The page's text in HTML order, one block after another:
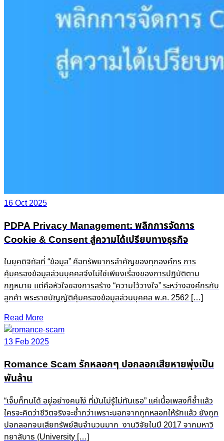
16 Oct 2025
PDPA Privacy Management: พลิกการจัดการ
Cookie & Consent สู่ความได้เปรียบทางธุรกิจ
ในยุคดิจิทัลที่ “ข้อมูล” คือทรัพยากรสำคัญของทุกองค์กร การ
คุ้มครองข้อมูลส่วนบุคคลจึงไม่ใช่เพียงเรื่องของการปฏิบัติตาม
กฎหมาย แต่คือหัวใจของการสร้าง “ความไว้วางใจ” ระหว่างองค์กรกับ
ลูกค้า พระราชบัญญัติคุ้มครองข้อมูลส่วนบุคคล พ.ศ. 2562 […]
Read More
13 Feb 2025
Romance Scam รักหลอกๆ ปอกลอกเสียหายพุ่งเป็น
พันล้าน
“เจ็บก็ทนได้ อยู่อย่างคนโง่ ที่มันไม่รู้ไม่ทันเธอ” แค่เนื้อเพลงก็ช้ำแล้ว
ใครจะคิดว่าชีวิตจริงจะช้ำกว่าเพราะนอกจากถูกหลอกให้รักแล้ว ยังถูก
ปอกลอกจนเสียทรัพย์สินจำนวนมาก งานวิจัยในปี 2017 จากมหาวิ
ทยาลับาธ (University […]